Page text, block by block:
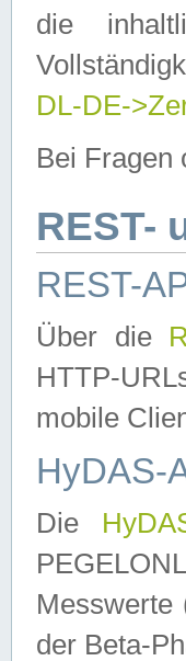
die
DL-DE-
Bei Fragen
REST-
REST-
Über die
HTTP-
mobile
HyDAS-
Die
Messwerte
der Beta-